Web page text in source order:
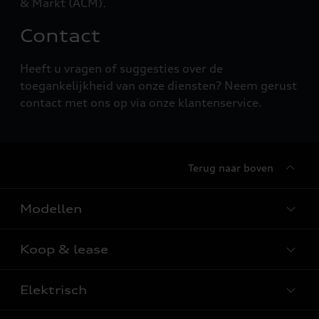
& Markt (ACM).
Contact
Heeft u vragen of suggesties over de
toegankelijkheid van onze diensten? Neem gerust
contact met ons op via onze klantenservice.
Terug naar boven
Modellen
Alle Modellen
Audi SUV Modellen
Koop & lease
Audi Occasions
Elektrisch